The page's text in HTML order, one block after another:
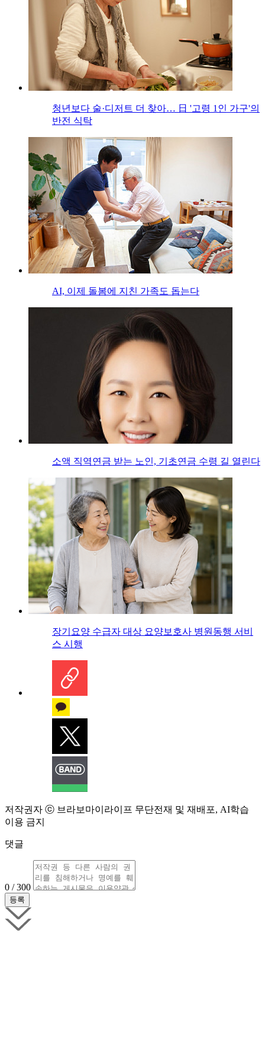
청년보다 술·디저트 더 찾아… 日 '고령 1인 가구'의
반전 식탁
AI, 이제 돌봄에 지친 가족도 돕는다
소액 직역연금 받는 노인, 기초연금 수령 길 열린다
장기요양 수급자 대상 요양보호사 병원동행 서비
스 시행
저작권자 ⓒ 브라보마이라이프 무단전재 및 재배포, AI학습
이용 금지
댓글
0 / 300